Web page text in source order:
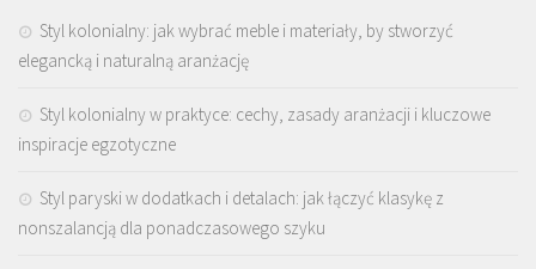
Styl kolonialny: jak wybrać meble i materiały, by stworzyć
elegancką i naturalną aranżację
Styl kolonialny w praktyce: cechy, zasady aranżacji i kluczowe
inspiracje egzotyczne
Styl paryski w dodatkach i detalach: jak łączyć klasykę z
nonszalancją dla ponadczasowego szyku